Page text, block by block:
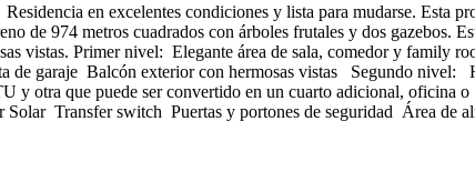
en excelentes condiciones y lista para mudarse. Esta
de 974 metros cuadrados con árboles frutales y dos gazebos.
vistas. Primer nivel: Elegante área de sala, comedor y family
de garaje Balcón exterior con hermosas vistas Segundo
y otra que puede ser convertido en un cuarto adicional,
Transfer switch Puertas y portones de seguridad Área de